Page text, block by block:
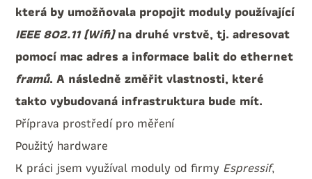
která by umožňovala propojit moduly používající
IEEE 802.11 (Wifi)na druhé vrstvě, tj. adresovat
pomocí mac adres a informace balit do ethernet
framů. A následně změřit vlastnosti, které
takto vybudovaná infrastruktura bude mít.
Příprava prostředí pro měření
Použitý hardware
K práci jsem využíval moduly od firmy Espressif,